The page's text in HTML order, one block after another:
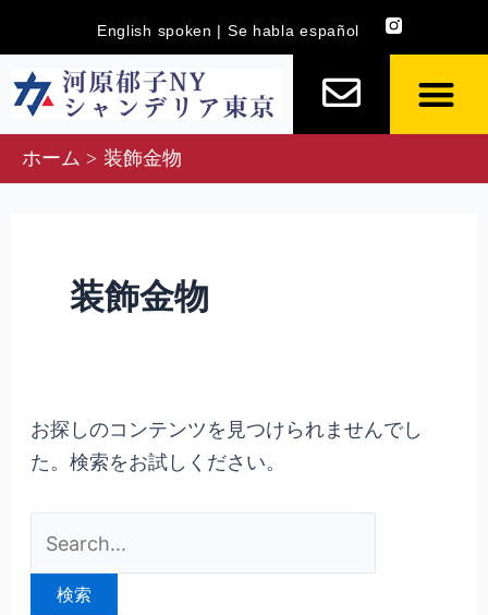
を
ッ
English spoken | Se habla español
ホーム 装飾金物
装飾金物
お探しのコンテンツを見つけられませんでし
た。検索をお試しください。
対
象: